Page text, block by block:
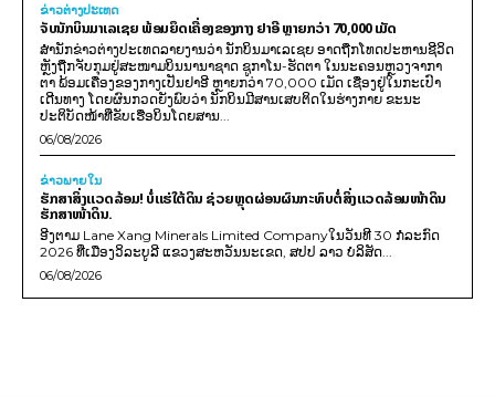
ຂ່າວຕ່າງປະເທດ
ຈັບນັກບິນມາເລເຊຍ ພ້ອມຍຶດເຄື່ອງຂອງກາງ ຢາອີ ຫຼາຍກວ່າ 70,000 ເມັດ
ສຳນັກຂ່າວຕ່າງປະເທດລາຍງານວ່າ ນັກບິນມາເລເຊຍ ອາດຖືກໂທດປະຫານຊີວິດ
ຫຼັງຖືກຈັບກຸມຢູ່ສະໜາມບິນນານາຊາດ ຊູກາໂນ-ຮັດຕາ ໃນນະຄອນຫຼວງຈາກາ
ຕາ ພ້ອມເຄື່ອງຂອງກາງເປັນຢາອີ ຫຼາຍກວ່າ 70,000 ເມັດ ເຊື່ອງຢູ່ໃນກະເປົາ
ເດີນທາງ ໂດຍຜົນກວດຍັງພົບວ່າ ນັກບິນມີສານເສບຕິດໃນຮ່າງກາຍ ຂະນະ
ປະຕິບັດໜ້າທີ່ຂັບເຮືອບິນໂດຍສານ...
06/08/2026
ຂ່າວພາຍ​ໃນ
ຮັກສາສິ່ງແວດລ້ອມ! ບໍ່ແຮ່ໃຕ້ດິນ ຊ່ວຍຫຼຸດຜ່ອນຜົນກະທົບຕໍ່ສິ່ງແວດລ້ອມໜ້າດິນ
ຮັກສາໜ້າດິນ.
ອີງຕາມ Lane Xang Minerals Limited Companyໃນວັນທີ 30 ກໍລະກົດ
2026 ທີ່ເມືອງວິລະບູລີ ແຂວງສະຫວັນນະເຂດ, ສປປ ລາວ ບໍລິສັດ...
06/08/2026